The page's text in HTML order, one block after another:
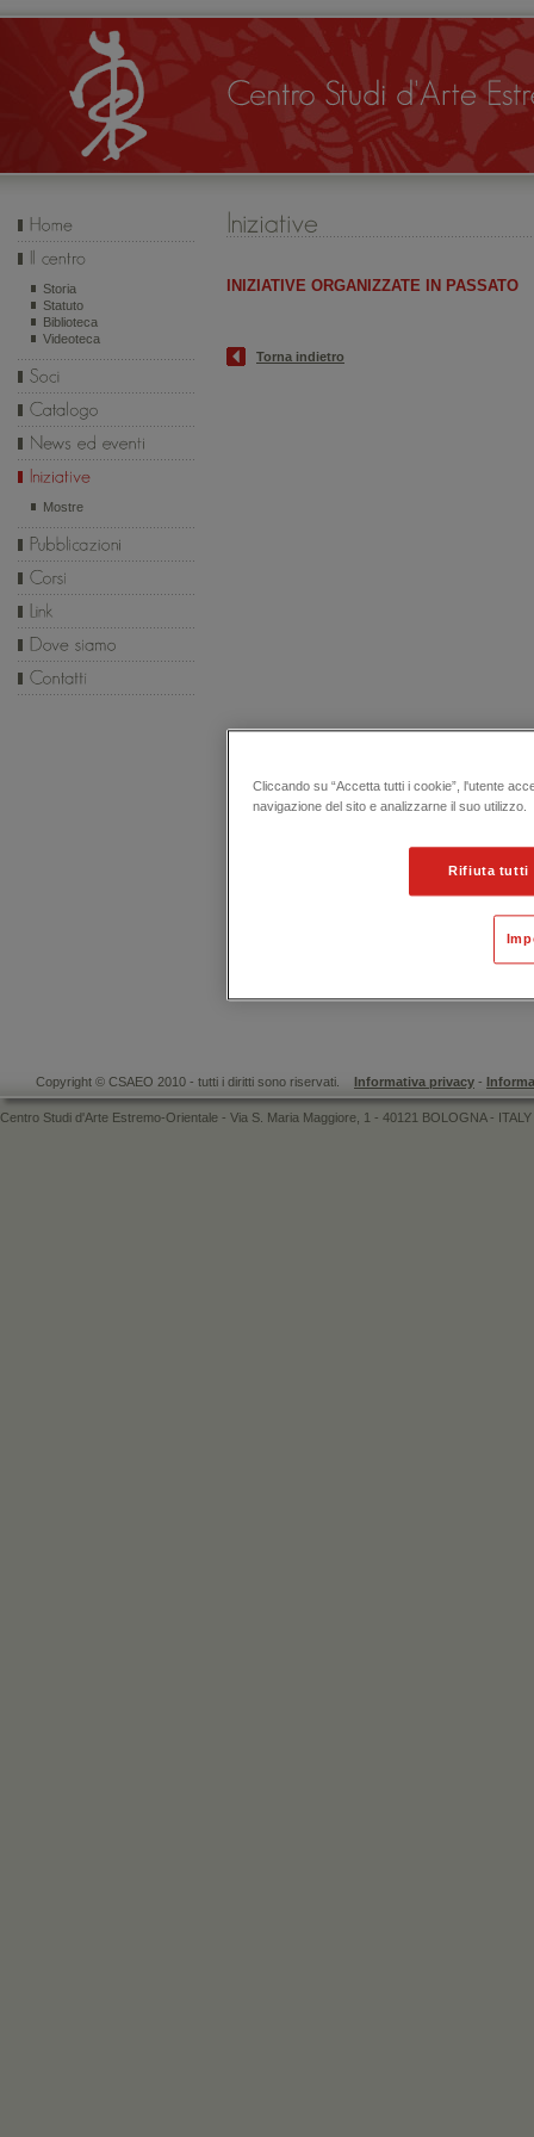
Storia
Statuto
Biblioteca
Videoteca
Mostre
INIZIATIVE ORGANIZZATE IN PASSATO
Torna indietro
Copyright © CSAEO 2010 - tutti i diritti sono riservati. Informativa privacy -
Centro Studi d'Arte Estremo-Orientale - Via S. Maria Maggiore, 1 - 40121 BOLOGNA -
Cliccando su “Accetta tutti i cookie”, l'utente
navigazione del sito e analizzarne il suo utilizzo.
Rifiuta tutti